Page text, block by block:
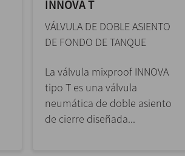
INNOVA T
VÁLVULA DE DOBLE ASIENTO
DE FONDO DE TANQUE
La válvula mixproof INNOVA
tipo T es una válvula
neumática de doble asiento
de cierre diseñada...